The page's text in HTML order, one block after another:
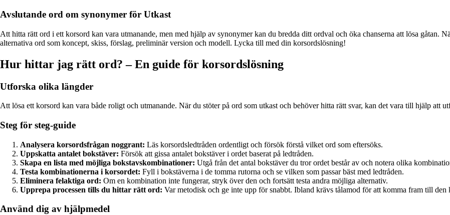
Avslutande ord om synonymer för Utkast
Att hitta rätt ord i ett korsord kan vara utmanande, men med hjälp av synonymer kan du bredda ditt ordval och öka chanserna att lösa gåtan.
alternativa ord som koncept, skiss, förslag, preliminär version och modell. Lycka till med din korsordslösning!
Hur hittar jag rätt ord? – En guide för korsordslösning
Utforska olika längder
Att lösa ett korsord kan vara både roligt och utmanande. När du stöter på ord som utkast och behöver hitta rätt svar, kan det vara till hjälp att
Steg för steg-guide
Analysera korsordsfrågan noggrant: Läs korsordsledtråden ordentligt och försök förstå vilket ord som eftersöks.
Uppskatta antalet bokstäver: Försök att gissa antalet bokstäver i ordet baserat på ledtråden.
Skapa en lista med möjliga bokstavskombinationer: Utgå från det antal bokstäver du tror ordet består av och notera olika
Testa kombinationerna i korsordet: Fyll i bokstäverna i de tomma rutorna och se vilken som passar bäst med ledtråden.
Eliminera felaktiga ord: Om en kombination inte fungerar, stryk över den och fortsätt testa andra möjliga alternativ.
Upprepa processen tills du hittar rätt ord: Var metodisk och ge inte upp för snabbt. Ibland krävs tålamod för att komma fram till den
Använd dig av hjälpmedel